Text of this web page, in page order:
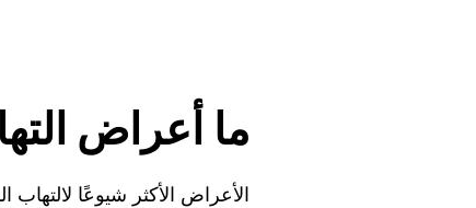
ما أعراض
الأعراض الأكثر شيوعًا لالتهاب